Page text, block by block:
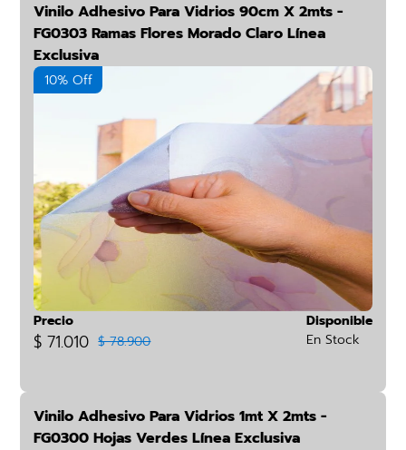
Vinilo Adhesivo Para Vidrios 90cm X 2mts -
FG0303 Ramas Flores Morado Claro Línea
Exclusiva
10% Off
Precio
$ 71.010 $ 78.900
Disponible
En Stock
Vinilo Adhesivo Para Vidrios 1mt X 2mts -
FG0300 Hojas Verdes Línea Exclusiva